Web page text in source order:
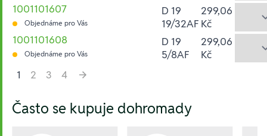
1001101607
Objednáme pro Vás
D 19
19/32AF
299,06
Kč
1001101608
Objednáme pro Vás
D 19
5/8AF
299,06
Kč
1
2 3
4
Často se kupuje dohromady